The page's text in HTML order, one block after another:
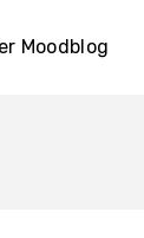
Moodblog